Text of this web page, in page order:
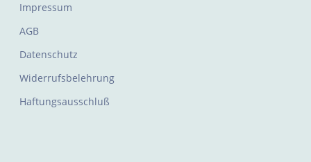
Impressum
AGB
Datenschutz
Widerrufsbelehrung
Haftungsausschluß